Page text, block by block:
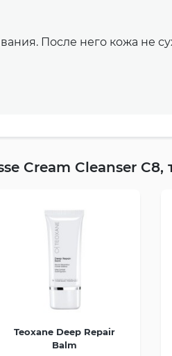
После него кожа не
Cream Cleanser
Teoxane Deep Repair
Balm